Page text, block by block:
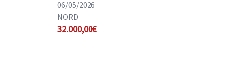
06/05/2026
NORD
32.000,00€